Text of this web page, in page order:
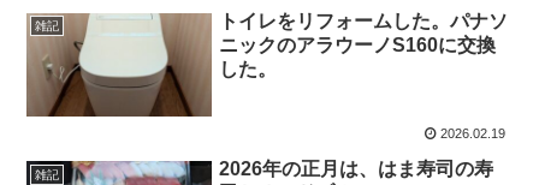
雑記
トイレをリフォームした。パナソ
ニックのアラウーノS160に交換
した。
2026.02.19
雑記
2026年の正月は、はま寿司の寿